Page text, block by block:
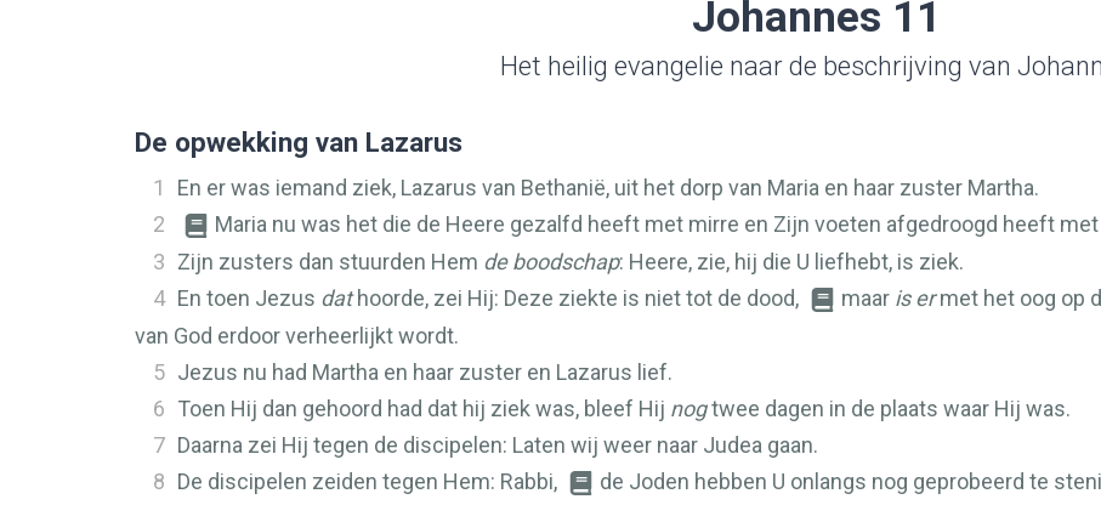
Johannes 11
Het heilig evangelie naar de beschrijving van
De opwekking van Lazarus
1
En er was iemand ziek, Lazarus van Bethanië, uit het dorp van Maria en haar zuster Martha.
2
Maria nu was het die de Heere gezalfd heeft met mirre en Zijn voeten afgedroogd heeft
3 Zijn zusters dan stuurden Hem de boodschap: Heere, zie, hij die U liefhebt, is ziek.
4 En toen Jezus dathoorde, zei Hij: Deze ziekte is niet tot de dood, maar is ermet het oog op
van God erdoor verheerlijkt wordt.
5 Jezus nu had Martha en haar zuster en Lazarus lief.
6 Toen Hij dan gehoord had dat hij ziek was, bleef Hij nogtwee dagen in de plaats waar Hij was.
7 Daarna zei Hij tegen de discipelen: Laten wij weer naar Judea gaan.
8 De discipelen zeiden tegen Hem: Rabbi,
de Joden hebben U onlangs nog geprobeerd te